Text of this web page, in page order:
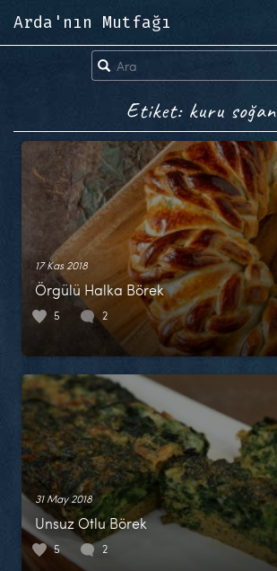
Arda'nın Mutfağı
Etiket: kuru soğan
17 Kas 2018
Örgülü Halka Börek
5 2
31 May 2018
Unsuz Otlu Börek
5 2